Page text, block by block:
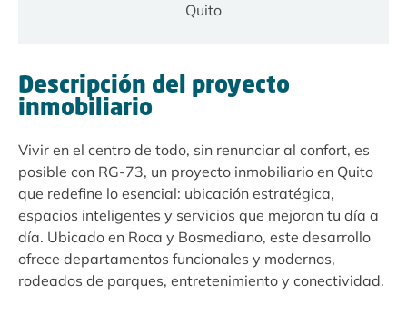
Quito
Descripción del proyecto
inmobiliario
Vivir en el centro de todo, sin renunciar al confort, es
posible con RG-73, un proyecto inmobiliario en Quito
que redefine lo esencial: ubicación estratégica,
espacios inteligentes y servicios que mejoran tu día a
día. Ubicado en Roca y Bosmediano, este desarrollo
ofrece departamentos funcionales y modernos,
rodeados de parques, entretenimiento y conectividad.